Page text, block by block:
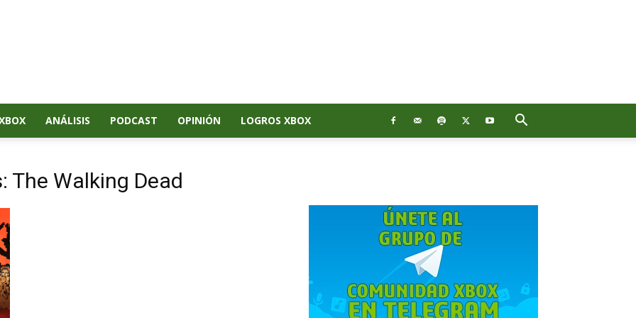
ANÁLISIS PODCAST OPINIÓN LOGROS XBOX
The Walking Dead